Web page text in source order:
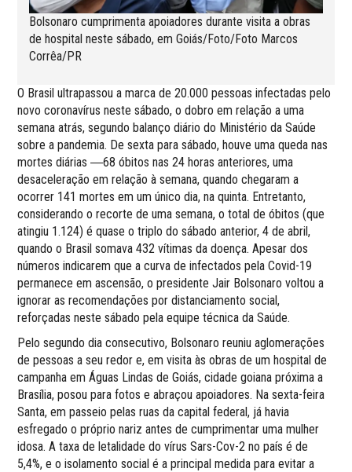
Bolsonaro cumprimenta apoiadores durante visita a obras
de hospital neste sábado, em Goiás/Foto/Foto Marcos
Corrêa/PR
O Brasil ultrapassou a marca de 20.000 pessoas infectadas pelo
novo coronavírus neste sábado, o dobro em relação a uma
semana atrás, segundo balanço diário do Ministério da Saúde
sobre a pandemia. De sexta para sábado, houve uma queda nas
mortes diárias ―68 óbitos nas 24 horas anteriores, uma
desaceleração em relação à semana, quando chegaram a
ocorrer 141 mortes em um único dia, na quinta. Entretanto,
considerando o recorte de uma semana, o total de óbitos (que
atingiu 1.124) é quase o triplo do sábado anterior, 4 de abril,
quando o Brasil somava 432 vítimas da doença. Apesar dos
números indicarem que a curva de infectados pela Covid-19
permanece em ascensão, o presidente Jair Bolsonaro voltou a
ignorar as recomendações por distanciamento social,
reforçadas neste sábado pela equipe técnica da Saúde.
Pelo segundo dia consecutivo, Bolsonaro reuniu aglomerações
de pessoas a seu redor e, em visita às obras de um hospital de
campanha em Águas Lindas de Goiás, cidade goiana próxima a
Brasília, posou para fotos e abraçou apoiadores. Na sexta-feira
Santa, em passeio pelas ruas da capital federal, já havia
esfregado o próprio nariz antes de cumprimentar uma mulher
idosa. A taxa de letalidade do vírus Sars-Cov-2 no país é de
5,4%, e o isolamento social é a principal medida para evitar a